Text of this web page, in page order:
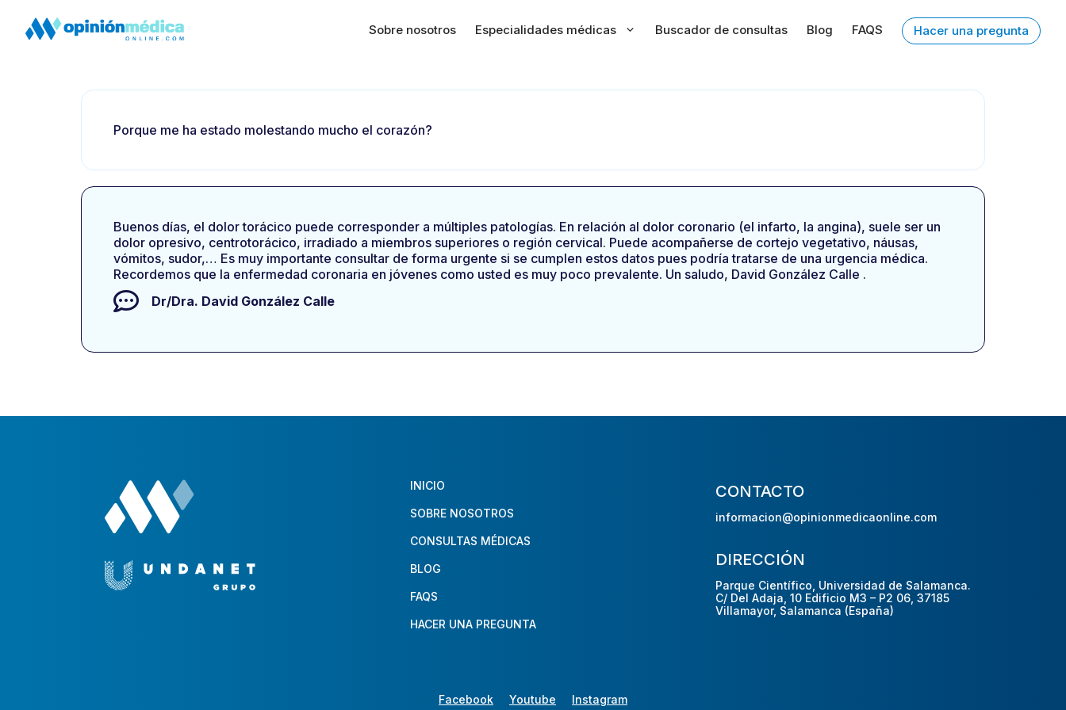
Sobre nosotros Especialidades médicas Buscador de consultas Blog FAQS Hacer una pregunta
Porque me ha estado molestando mucho el corazón?
Buenos días, el dolor torácico puede corresponder a múltiples patologías. En relación al dolor coronario (el infarto, la angina), suele ser un
dolor opresivo, centrotorácico, irradiado a miembros superiores o región cervical. Puede acompañerse de cortejo vegetativo, náusas,
vómitos, sudor,… Es muy importante consultar de forma urgente si se cumplen estos datos pues podría tratarse de una urgencia médica.
Recordemos que la enfermedad coronaria en jóvenes como usted es muy poco prevalente. Un saludo, David González Calle .
Dr/Dra. David González Calle
INICIO
SOBRE NOSOTROS
CONSULTAS MÉDICAS
BLOG
FAQS
HACER UNA PREGUNTA
CONTACTO
informacion@opinionmedicaonline.com
DIRECCIÓN
Parque Científico, Universidad de Salamanca.
C/ Del Adaja, 10 Edificio M3 – P2 06, 37185
Villamayor, Salamanca (España)
Facebook Youtube Instagram